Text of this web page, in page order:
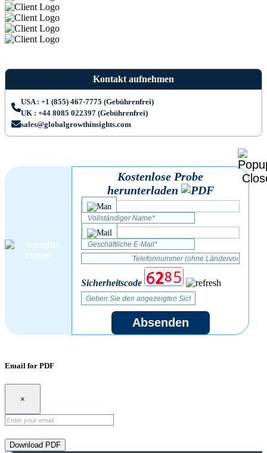
Kontakt aufnehmen
USA : +1 (855) 467-7775 (Gebührenfrei)
UK : +44 8085 022397 (Gebührenfrei)
sales@globalgrowthinsights.com
Kostenlose Probe
herunterladen
Sicherheitscode
Absenden
Email for PDF
×
Download PDF